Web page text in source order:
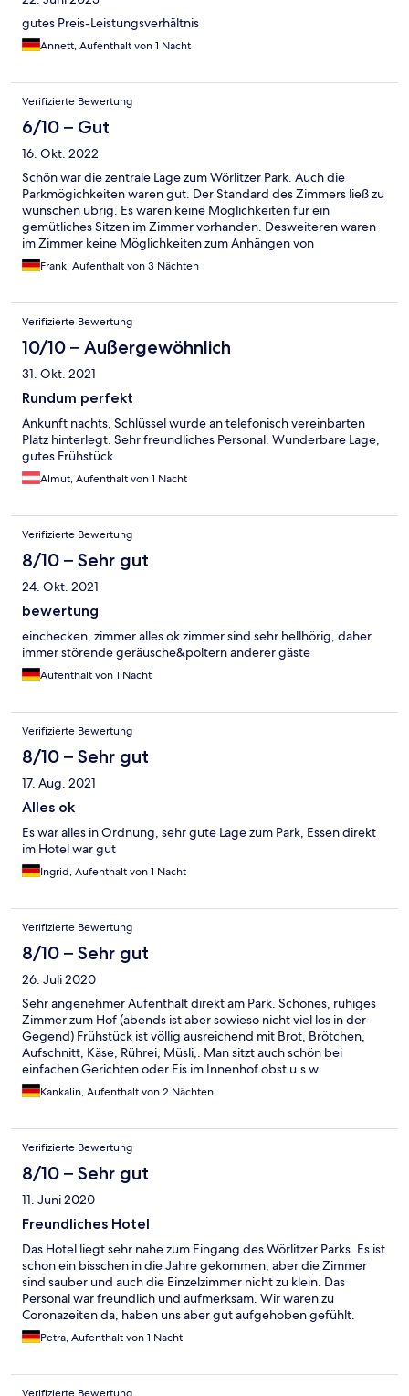
gutes Preis-Leistungsverhältnis
Annett, Aufenthalt von 1 Nacht
Verifizierte Bewertung
6/10 – Gut
16. Okt. 2022
Schön war die zentrale Lage zum Wörlitzer Park. Auch die
Parkmögichkeiten waren gut. Der Standard des Zimmers ließ zu
wünschen übrig. Es waren keine Möglichkeiten für ein
gemütliches Sitzen im Zimmer vorhanden. Desweiteren waren
im Zimmer keine Möglichkeiten zum Anhängen von
Kleidungsstücken vorhanden. Keine Gardinen vor den
Fenstern, so konnte man vom gegenüberliegenden Gebäude in
Betten sollten dringend ausgetauscht und gegen einen
bequemereren Standard angeglichen werden. Auch die
Sauberkeit des Fußbodens im Zimmer ließ Wünsche offen. Im
Ganzen ist die Lage schön, aber der Dienstleistungsgedanke ist
ausbaufähig.
Frank, Aufenthalt von 3 Nächten
Verifizierte Bewertung
10/10 – Außergewöhnlich
31. Okt. 2021
Rundum perfekt
Ankunft nachts, Schlüssel wurde an telefonisch vereinbarten
Platz hinterlegt. Sehr freundliches Personal. Wunderbare Lage,
gutes Frühstück.
Almut, Aufenthalt von 1 Nacht
Verifizierte Bewertung
8/10 – Sehr gut
24. Okt. 2021
bewertung
einchecken, zimmer alles ok zimmer sind sehr hellhörig, daher
immer störende geräusche&poltern anderer gäste
Aufenthalt von 1 Nacht
Verifizierte Bewertung
8/10 – Sehr gut
17. Aug. 2021
Alles ok
Es war alles in Ordnung, sehr gute Lage zum Park, Essen direkt
im Hotel war gut
Ingrid, Aufenthalt von 1 Nacht
Verifizierte Bewertung
8/10 – Sehr gut
26. Juli 2020
Sehr angenehmer Aufenthalt direkt am Park. Schönes, ruhiges
Zimmer zum Hof (abends ist aber sowieso nicht viel los in der
Gegend) Frühstück ist völlig ausreichend mit Brot, Brötchen,
Aufschnitt, Käse, Rührei, Müsli,. Man sitzt auch schön bei
einfachen Gerichten oder Eis im Innenhof.obst u.s.w.
Kankalin, Aufenthalt von 2 Nächten
Verifizierte Bewertung
8/10 – Sehr gut
11. Juni 2020
Freundliches Hotel
Das Hotel liegt sehr nahe zum Eingang des Wörlitzer Parks. Es ist
schon ein bisschen in die Jahre gekommen, aber die Zimmer
sind sauber und auch die Einzelzimmer nicht zu klein. Das
Personal war freundlich und aufmerksam. Wir waren zu
Coronazeiten da, haben uns aber gut aufgehoben gefühlt.
Petra, Aufenthalt von 1 Nacht